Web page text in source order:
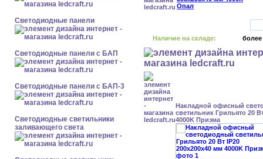
Cветодиодные панели
Cветодиодные панели с БАП
Cветодиодные панели с БАП-3
Светодиодные светильники
заливающего света
Наличие на складе: более
Накладной офисный
светильник Грильято 20
4000K Призма